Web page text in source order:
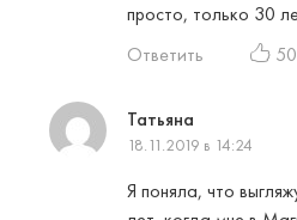
просто, только 30
Ответить
50
Татьяна
18.11.2019 в 14:24
Я поняла, что